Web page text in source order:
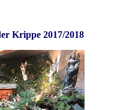
Krippe 2017/2018